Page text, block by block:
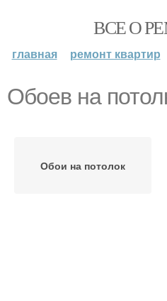
ВСЕ О
главная ремонт квартир
Обоев на
Обои на потолок